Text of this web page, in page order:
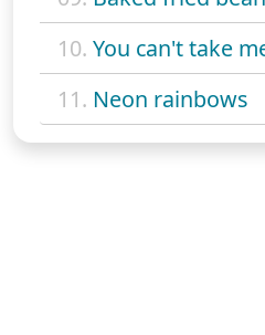
10. You can't take
11. Neon rainbows